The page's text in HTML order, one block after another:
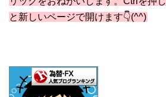
と新しいページで開けます👇(^^)